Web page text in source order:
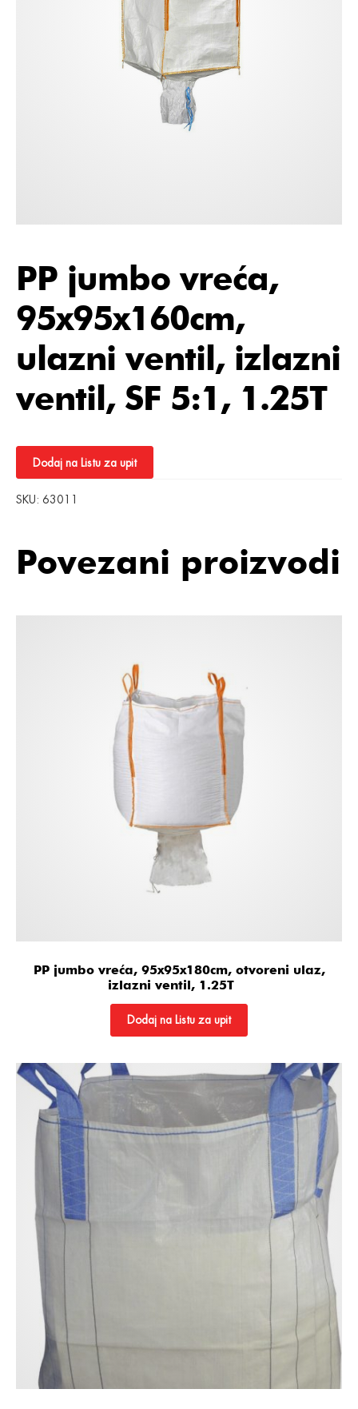
PP jumbo vreća,
95x95x160cm,
ulazni ventil, izlazni
ventil, SF 5:1, 1.25T
Dodaj na Listu za upit
SKU: 63011
Povezani proizvodi
PP jumbo vreća, 95x95x180cm, otvoreni ulaz,
izlazni ventil, 1.25T
Dodaj na Listu za upit